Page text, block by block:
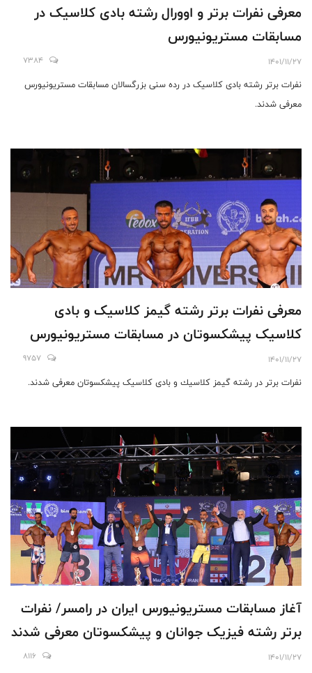
معرفی نفرات برتر و اوورال رشته بادی کلاسیک در
مسابقات مستریونیورس
1401/11/27
7384
نفرات برتر رشته بادی کلاسیک در رده سنی بزرگسالان مسابقات مستریونیورس
معرفی شدند.
معرفی نفرات برتر رشته گیمز کلاسیک و بادی
کلاسیک پیشکسوتان در مسابقات مستریونیورس
1401/11/27
9757
نفرات برتر در رشته گیمز کلاسیك و بادی کلاسیک پیشکسوتان معرفی شدند.
آغاز مسابقات مستریونیورس ایران در رامسر/ نفرات
برتر رشته فیزیک جوانان و پیشکسوتان معرفى شدند
1401/11/27
8116